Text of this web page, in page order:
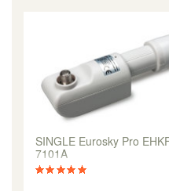
SINGLE Eurosky Pro
7101A